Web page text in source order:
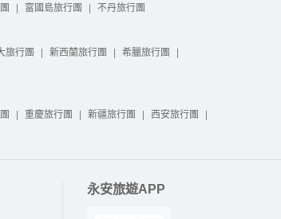
| 富國島旅行團 | 不丹旅行團
旅行團 | 新西蘭旅行團 | 希臘旅行團 |
| 重慶旅行團 | 新疆旅行團 | 西安旅行團 |
永安旅遊APP